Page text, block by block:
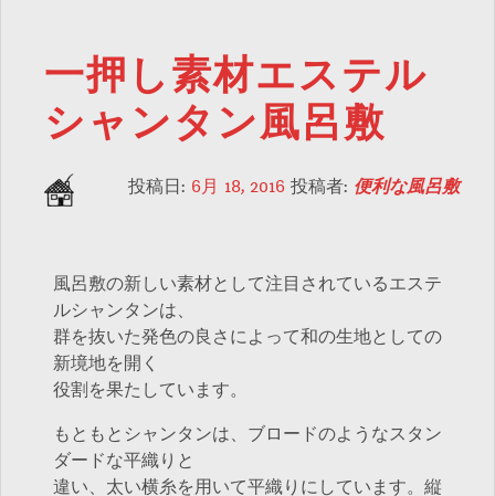
一押し素材エステル
シャンタン風呂敷
投稿日: 6月 18, 2016 投稿者: 便利な風呂敷
風呂敷の新しい素材として注目されているエステ
ルシャンタンは、
群を抜いた発色の良さによって和の生地としての
新境地を開く
役割を果たしています。
もともとシャンタンは、ブロードのようなスタン
ダードな平織りと
違い、太い横糸を用いて平織りにしています。縦